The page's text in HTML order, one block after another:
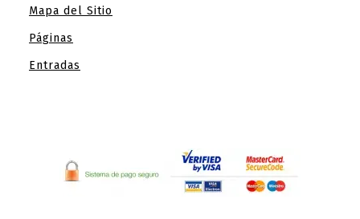
Mapa del Sitio
Páginas
Entradas